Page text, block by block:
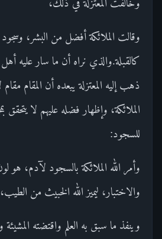
وخالفت المعتزلة في ذلك،
وقالت الملائكة أفضل من البشر، وسجود
كالقبلة.والذي نراه أن ما سار عليه
ذهب إليه المعتزلة يبعده أن المقام
الملائكة، وإظهار فضله عليهم لا يتحقق
للسجود:
وأمر الله الملائكة بالسجود لآدم، هو
والاختبار، ليميز الله الخبيث من الطيب،
وينفذ ما سبق به العلم واقتضته